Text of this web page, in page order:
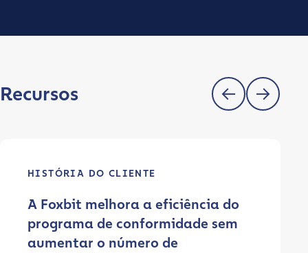
Recursos
HISTÓRIA DO CLIENTE
A Foxbit melhora a eficiência do
programa de conformidade sem
aumentar o número de